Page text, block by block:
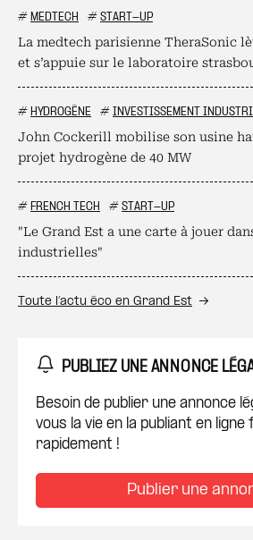
# MEDTECH # START-UP
La medtech parisienne TheraSonic
et s’appuie sur le laboratoire
# HYDROGÈNE # INVESTISSEMENT
John Cockerill mobilise son usine
projet hydrogène de 40 MW
# FRENCH TECH # START-UP
"Le Grand Est a une carte à jouer
industrielles"
Toute l’actu éco en Grand Est
PUBLIEZ UNE ANNONCE
Besoin de publier une annonce
vous la vie en la publiant en
rapidement !
Publier une